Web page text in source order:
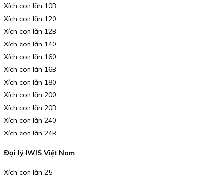
Xích con lăn 10B
Xích con lăn 120
Xích con lăn 12B
Xích con lăn 140
Xích con lăn 160
Xích con lăn 16B
Xích con lăn 180
Xích con lăn 200
Xích con lăn 20B
Xích con lăn 240
Xích con lăn 24B
Đại lý IWIS Việt Nam
Xích con lăn 25